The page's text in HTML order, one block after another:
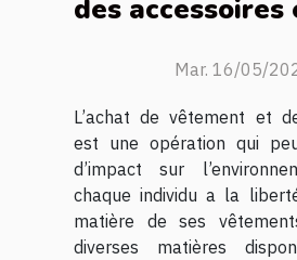
des accessoires
Mar. 16/05/
L’achat de vêtement et
est une opération qui
d’impact sur
chaque individu a la
matière de ses
diverses matières